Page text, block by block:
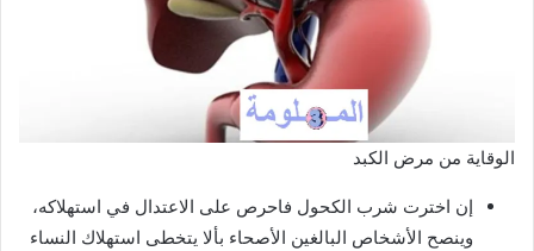
الوقاية من مرض الكبد
إن اخترت شرب الكحول فاحرص على الاعتدال في استهلاكه،
وينصح الأشخاص البالغين الأصحاء بألا يتخطى استهلاك النساء